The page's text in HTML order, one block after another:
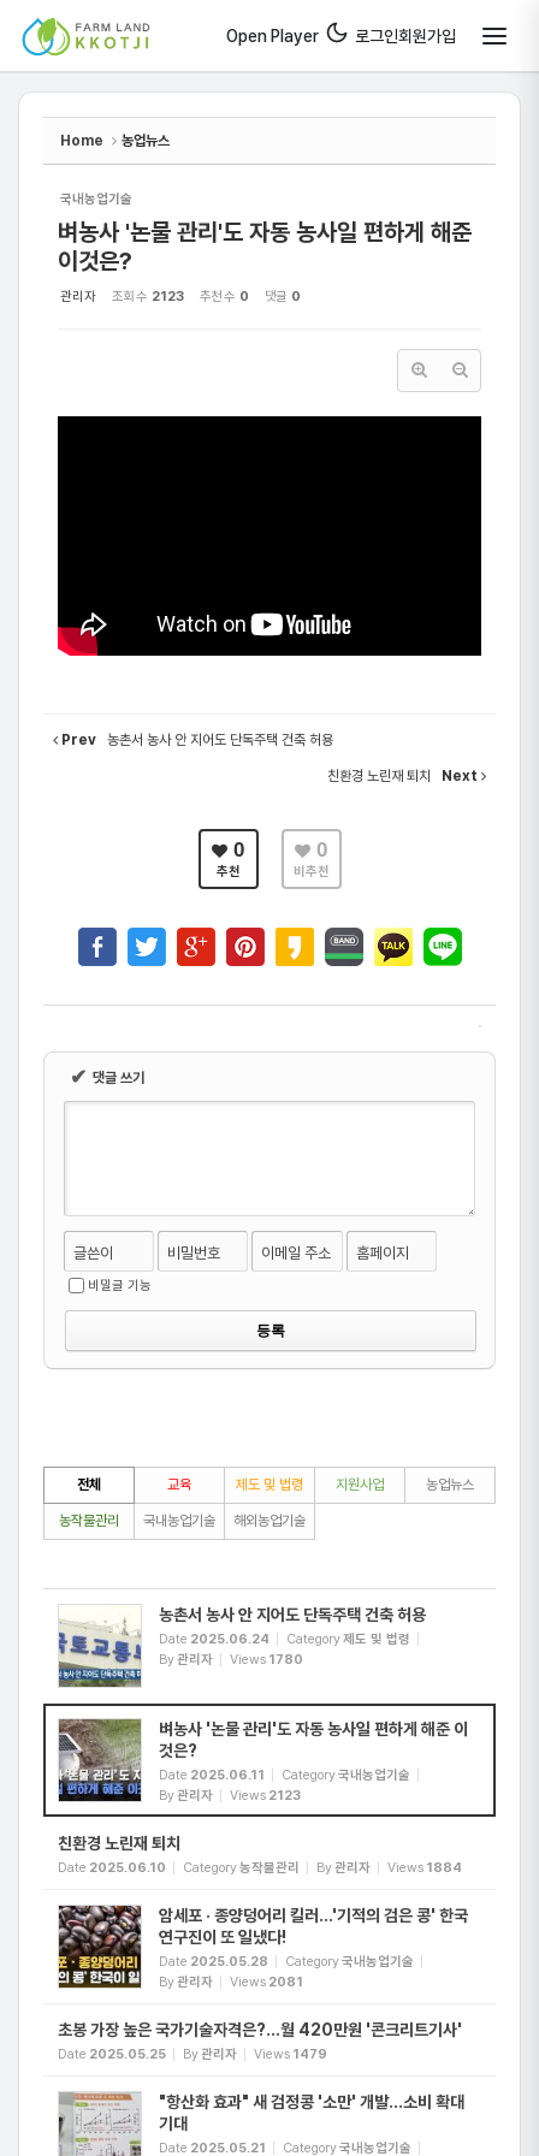
Open Player 로그인회원가입
Home 농업뉴스
국내농업기술
벼농사 '논물 관리'도 자동 농사일 편하게 해준
이것은?
관리자 조회 수 2123 추천 수 0 댓글 0
Prev 농촌서 농사 안 지어도 단독주택 건축 허용
친환경 노린재 퇴치 Next
0
추천
0
비추천
✔ 댓글 쓰기
글쓴이 비밀번호 이메일 주소 홈페이지
비밀글 기능
전체 교육 제도 및 법령 지원사업 농업뉴스
농작물관리 국내농업기술 해외농업기술
농촌서 농사 안 지어도 단독주택 건축 허용
Date 2025.06.24 Category제도 및 법령
By관리자 Views 1780
벼농사 '논물 관리'도 자동 농사일 편하게 해준 이
것은?
Date 2025.06.11 Category국내농업기술
By관리자 Views 2123
친환경 노린재 퇴치
Date 2025.06.10 Category농작물관리 By관리자 Views 1884
암세포 · 종양덩어리 킬러…'기적의 검은 콩' 한국
연구진이 또 일냈다!
Date 2025.05.28 Category국내농업기술
By관리자 Views 2081
초봉 가장 높은 국가기술자격은?…월 420만원 '콘크리트기사'
Date 2025.05.25 By관리자 Views 1479
"항산화 효과" 새 검정콩 '소만' 개발…소비 확대
기대
Date 2025.05.21 Category국내농업기술